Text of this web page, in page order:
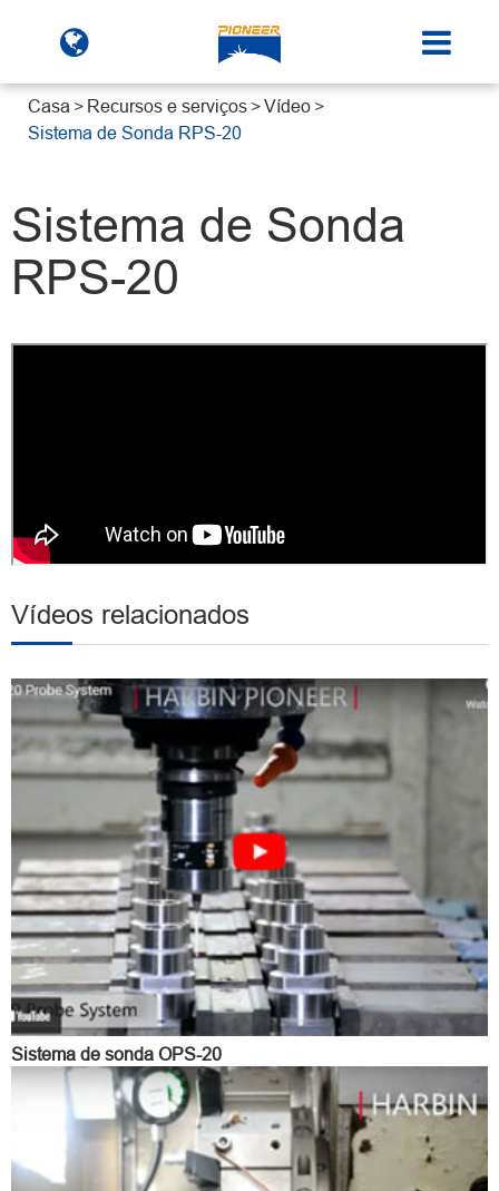
Casa Recursos e serviços
Vídeo
Sistema de Sonda RPS-20
Sistema de Sonda
RPS-20
Vídeos relacionados
Sistema de sonda OPS-20